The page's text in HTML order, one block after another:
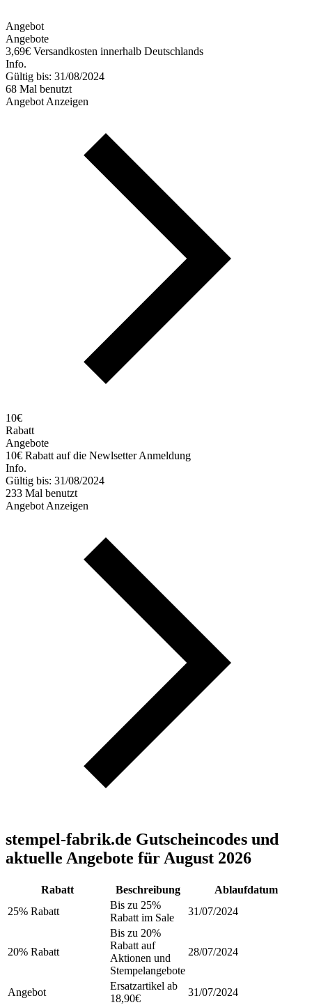
Angebot
Angebote
3,69€ Versandkosten innerhalb Deutschlands
Info.
Gültig bis: 31/08/2024
68 Mal benutzt
Angebot Anzeigen
10€
Rabatt
Angebote
10€ Rabatt auf die Newlsetter Anmeldung
Info.
Gültig bis: 31/08/2024
233 Mal benutzt
Angebot Anzeigen
stempel-fabrik.de Gutscheincodes und
aktuelle Angebote für August 2026
Rabatt Beschreibung
Ablaufdatum
25% Rabatt
Bis zu 25%
Rabatt im Sale
31/07/2024
20% Rabatt
Bis zu 20%
Rabatt auf
Aktionen und
Stempelangebote
28/07/2024
Angebot
Ersatzartikel ab
18,90€
31/07/2024